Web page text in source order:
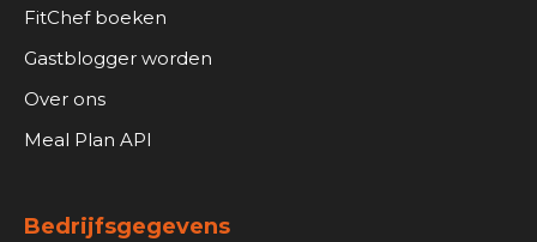
FitChef boeken
Gastblogger worden
Over ons
Meal Plan API
Bedrijfsgegevens